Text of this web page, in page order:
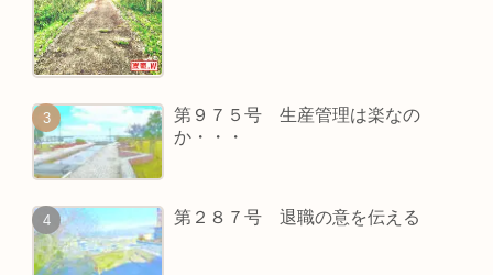
第９７５号 生産管理は楽なの
か・・・
第２８７号 退職の意を伝える